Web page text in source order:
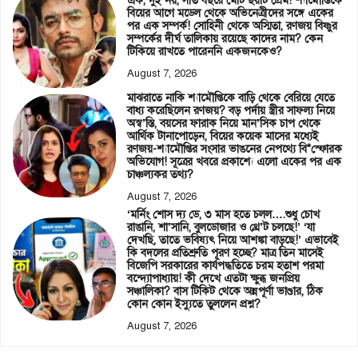
বিয়ের আগে মডেল থেকে অভিনেত্রীদের সঙ্গে একের
পর এক সম্পর্ক! সোহিনী থেকে অস্মিতা, রণজয় বিষ্ণুর
সম্পর্কের দীর্ঘ তালিকায় রয়েছে কাদের নাম? কেন
টিকিয়ে রাখতে পারেননি একজনকেও?
August 7, 2026
মাঝরাতে নাকি শ্যামৌপ্তিকে বাড়ি থেকে বেরিয়ে যেতে
বাধ্য করেছিলেন রণজয়? বড় পর্দায় স্ত্রীর সাফল্য নিয়ে
অস্ব’স্তি, বয়সের ফারাক নিয়ে মান’সিক চাপ থেকে
আর্থিক টানাপোড়েন, বিয়ের কয়েক মাসের মধ্যেই
রণজয়-শ্যামৌপ্তির সংসার ভাঙনের নেপথ্যে বি*স্ফোরক
অভিযোগ! সূত্রের খবরে প্রকাশ্যে এলো একের পর এক
চাঞ্চল্যকর তথ্য?
August 7, 2026
‘মর্নিং শোস দ্য ডে, ৩ মাস হতে চলল….শুধু চোখ
রাঙানি, শা’সানি, বুলডোজার ও থ্রে’ট চলছে!’ ‘যা
দেখছি, তাতে ভবিষ্যৎ নিয়ে আশঙ্কা বাড়ছে!’ এভাবেই
কি বদলের প্রতিশ্রুতি পূরণ হচ্ছে? মাত্র তিন মাসেই
বিজেপি সরকারের কার্যপদ্ধতিতে চরম হতাশ পরমা
বন্দ্যোপাধ্যায়! কী দেখে এতটা ক্ষুব্ধ জনপ্রিয়
সঞ্চালিকা? বাস টিকিট থেকে অন্নপূর্ণা ভাণ্ডার, ঠিক
কোন কোন ইস্যুতে তুললেন প্রশ্ন?
August 7, 2026